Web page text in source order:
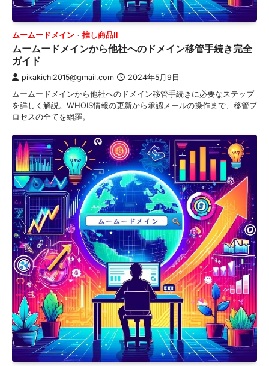
ムームードメイン 推し商品II
ムームードメインから他社へのドメイン移管手続き完全
ガイド
pikakichi2015@gmail.com 2024年5月9日
ムームードメインから他社へのドメイン移管手続きに必要なステップ
を詳しく解説。WHOIS情報の更新から承認メールの操作まで、移管プ
ロセスの全てを網羅。